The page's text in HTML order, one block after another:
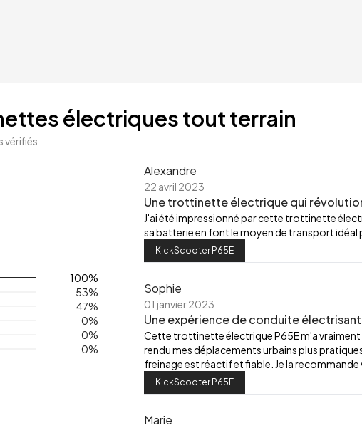
électriques tout terrain
vérifiés
100%
53%
47%
0%
0%
0%
Alexandre
22 avril 2023
Une trottinette électrique qui
J'ai été impressionné par cette trottinette
sa batterie en font le moyen de transport idéal
KickScooter P65E
Sophie
01 janvier 2023
Une expérience de conduite
Cette trottinette électrique P65E m'a
rendu mes déplacements urbains plus
freinage est réactif et fiable. Je la recommande
KickScooter P65E
Marie